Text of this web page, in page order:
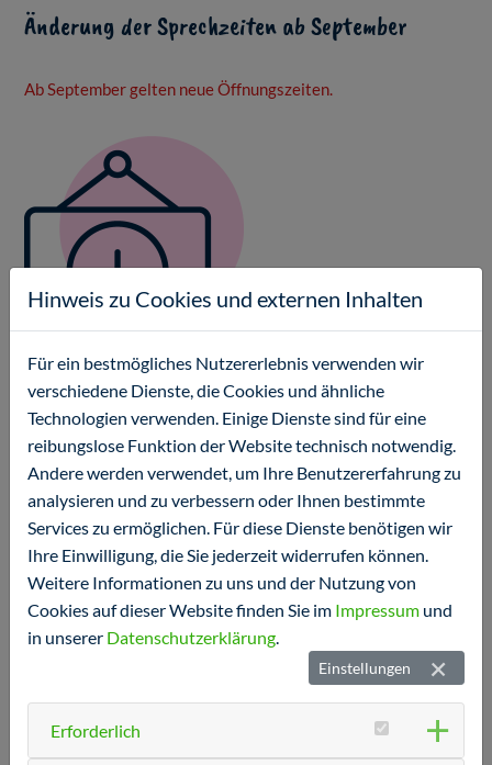
Änderung der Sprechzeiten ab September
Ab September gelten neue Öffnungszeiten.
Liebe Eltern,
ab 01.09.2024 ändern sich unsere Öffnungszeiten!
UnsereneuenSprechzeiten sind:
Montag
8.00 - 12.00 Uhr
13.30 - 17.30 Uhr
NEU: Nachmittag geschlossen
Hinweis zu Cookies und externen Inhalten
Für ein bestmögliches Nutzererlebnis verwenden wir
verschiedene Dienste, die Cookies und ähnliche
Technologien verwenden. Einige Dienste sind für eine
reibungslose Funktion der Website technisch notwendig.
Andere werden verwendet, um Ihre Benutzererfahrung zu
analysieren und zu verbessern oder Ihnen bestimmte
Services zu ermöglichen. Für diese Dienste benötigen wir
Ihre Einwilligung, die Sie jederzeit widerrufen können.
Weitere Informationen zu uns und der Nutzung von
Cookies auf dieser Website finden Sie im Impressum und
in unserer Datenschutzerklärung.
Einstellungen
Erforderlich